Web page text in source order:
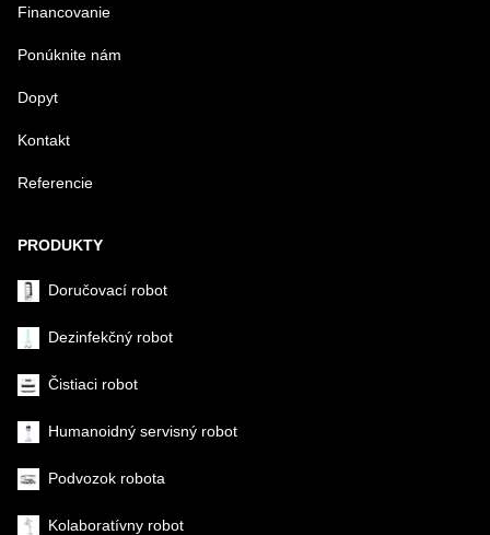
Financovanie
Ponúknite nám
Dopyt
Kontakt
Referencie
PRODUKTY
Doručovací robot
Dezinfekčný robot
Čistiaci robot
Humanoidný servisný robot
Podvozok robota
Kolaboratívny robot